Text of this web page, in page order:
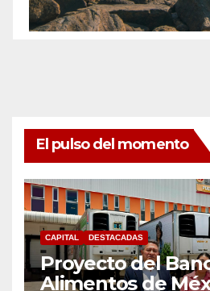
El pulso del momento
CAPITAL DESTACADAS
Proyecto del
Alimentos de